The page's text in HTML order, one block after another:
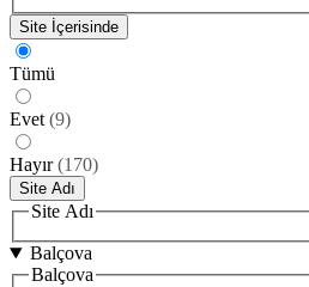
Site İçerisinde
Tümü
Evet (9)
Hayır (170)
Site Adı
Site Adı
Balçova
Balçova